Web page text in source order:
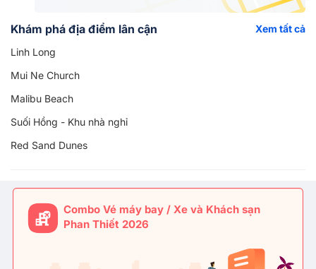
Khám phá địa điểm lân cận
Xem tất cả
Linh Long
Mui Ne Church
Malibu Beach
Suối Hồng - Khu nhà nghỉ
Red Sand Dunes
Combo Vé máy bay / Xe và Khách sạn
Phan Thiết 2026